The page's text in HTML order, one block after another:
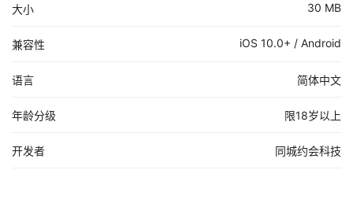
大小 30 MB
兼容性 iOS 10.0+ / Android
语言 简体中文
年龄分级 限18岁以上
开发者 同城约会科技